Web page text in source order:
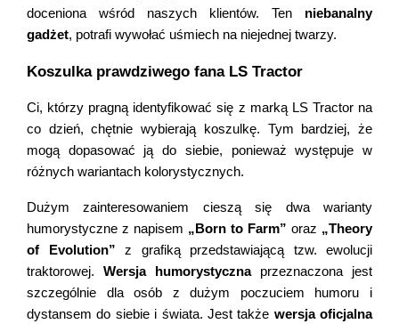
doceniona wśród naszych klientów. Ten niebanalny
gadżet, potrafi wywołać uśmiech na niejednej twarzy.
Koszulka prawdziwego fana LS Tractor
Ci, którzy pragną identyfikować się z marką LS Tractor na
co dzień, chętnie wybierają koszulkę. Tym bardziej, że
mogą dopasować ją do siebie, ponieważ występuje w
różnych wariantach kolorystycznych.
Dużym zainteresowaniem cieszą się dwa warianty
humorystyczne z napisem „Born to Farm” oraz „Theory
of Evolution” z grafiką przedstawiającą tzw. ewolucji
traktorowej. Wersja humorystyczna przeznaczona jest
szczególnie dla osób z dużym poczuciem humoru i
dystansem do siebie i świata. Jest także wersja oficjalna